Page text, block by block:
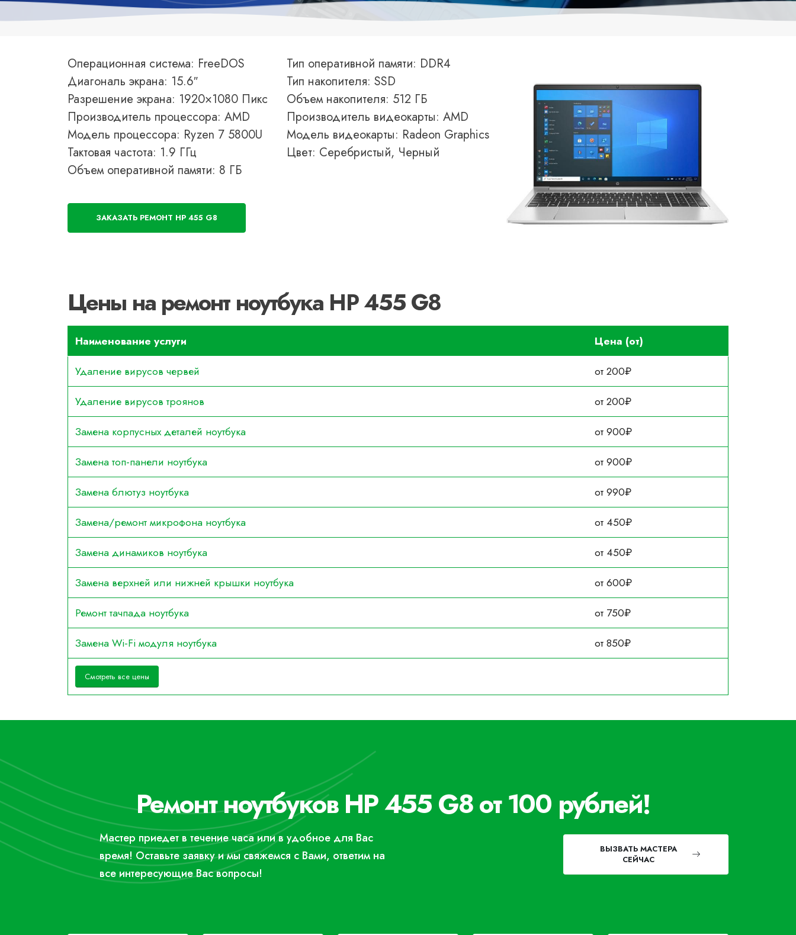
Операционная система: FreeDOS
Диагональ экрана: 15.6″
Разрешение экрана: 1920×1080 Пикс
Производитель процессора: AMD
Модель процессора: Ryzen 7 5800U
Тактовая частота: 1.9 ГГц
Объем оперативной памяти: 8 ГБ
Тип оперативной памяти: DDR4
Тип накопителя: SSD
Объем накопителя: 512 ГБ
Производитель видеокарты: AMD
Модель видеокарты: Radeon Graphics
Цвет: Серебристый, Черный
ЗАКАЗАТЬ РЕМОНТ HP 455 G8
Цены на ремонт ноутбука HP 455 G8
Наименование услуги
Цена (от)
Удаление вирусов червей
от 200₽
Удаление вирусов троянов
от 200₽
Замена корпусных деталей ноутбука
от 900₽
Замена топ-панели ноутбука
от 900₽
Замена блютуз ноутбука
от 990₽
Замена/ремонт микрофона ноутбука
от 450₽
Замена динамиков ноутбука
от 450₽
Замена верхней или нижней крышки ноутбука
от 600₽
Ремонт тачпада ноутбука
от 750₽
Замена Wi-Fi модуля ноутбука
от 850₽
Смотреть все цены
Ремонт ноутбуков HP 455 G8 от 100 рублей!
Мастер приедет в течение часа или в удобное для Вас
время! Оставьте заявку и мы свяжемся с Вами, ответим на
все интересующие Вас вопросы!
ВЫЗВАТЬ МАСТЕРА
СЕЙЧАС